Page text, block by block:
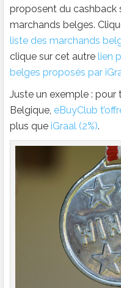
proposent du cashback
marchands belges.
liste des marchands
clique sur cet autre lien
belges proposés par
Juste un exemple : pour
Belgique, eBuyClub
plus que iGraal (2%).